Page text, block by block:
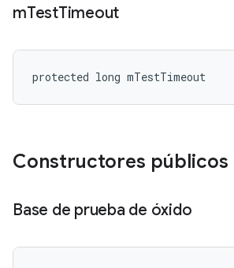
mTestTimeout
protected long mTestTimeout
Constructores públicos
Base de prueba de óxido